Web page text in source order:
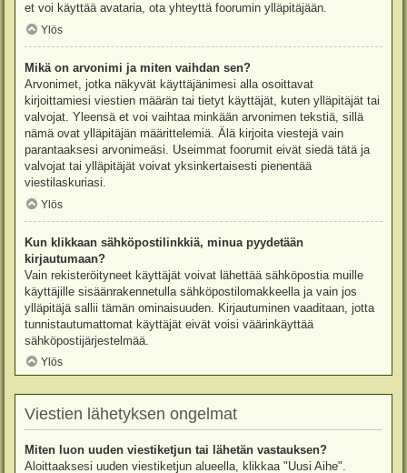
et voi käyttää avataria, ota yhteyttä foorumin ylläpitäjään.
Ylös
Mikä on arvonimi ja miten vaihdan sen?
Arvonimet, jotka näkyvät käyttäjänimesi alla osoittavat
kirjoittamiesi viestien määrän tai tietyt käyttäjät, kuten ylläpitäjät tai
valvojat. Yleensä et voi vaihtaa minkään arvonimen tekstiä, sillä
nämä ovat ylläpitäjän määrittelemiä. Älä kirjoita viestejä vain
parantaaksesi arvonimeäsi. Useimmat foorumit eivät siedä tätä ja
valvojat tai ylläpitäjät voivat yksinkertaisesti pienentää
viestilaskuriasi.
Ylös
Kun klikkaan sähköpostilinkkiä, minua pyydetään
kirjautumaan?
Vain rekisteröityneet käyttäjät voivat lähettää sähköpostia muille
käyttäjille sisäänrakennetulla sähköpostilomakkeella ja vain jos
ylläpitäjä sallii tämän ominaisuuden. Kirjautuminen vaaditaan, jotta
tunnistautumattomat käyttäjät eivät voisi väärinkäyttää
sähköpostijärjestelmää.
Ylös
Viestien lähetyksen ongelmat
Miten luon uuden viestiketjun tai lähetän vastauksen?
Aloittaaksesi uuden viestiketjun alueella, klikkaa "Uusi Aihe".